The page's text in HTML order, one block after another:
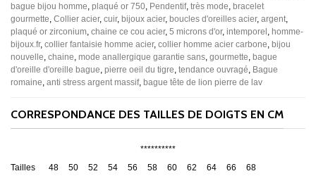
bague bijou homme, plaqué or 750, Pendentif, très mode, bracelet
gourmette, Collier acier, cuir, bijoux acier, boucles d'oreilles acier, argent,
plaqué or zirconium, chaine ce cou acier, 5 microns d'or, intemporel , homme-
bijoux.fr, collier fantaisie homme acier, collier homme acier carbone, bijou
nouvelle, chaine, mode anallergique garantie sans, gourmette, bague
d'oreille d'oreille bague, pierre oeil du tigre, tendance ouvragé, Bague
romaine, anti stress argent massif, bague tête de lion pierre de lav
CORRESPONDANCE DES TAILLES DE DOIGTS EN CM
**********
Tailles
48 50 52 54 56 58 60 62 64 66
68